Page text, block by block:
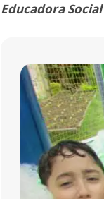
Educadora Social